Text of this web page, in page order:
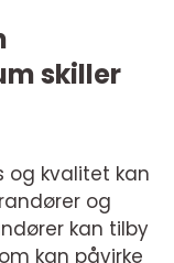
skiller
og kvalitet kan
og
kan tilby
kan påvirke